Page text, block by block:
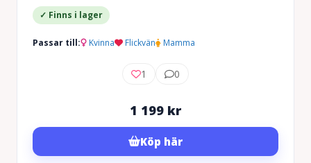
✓ Finns i lager
Passar till: Kvinna Flickvän Mamma
1 0
1 199 kr
Köp här